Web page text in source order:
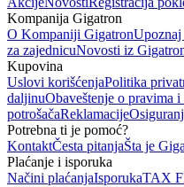
Kompanija Gigatron
O Kompaniji GigatronUpoznaj
za zajednicuNovosti iz
Kupovina
Uslovi korišćenjaPolitika
daljinuObaveštenje o pravima i
potrošačaReklamacije
Potrebna ti je pomoć?
KontaktČesta pitanjaŠta je
Plaćanje i isporuka
Načini plaćanjaIsporukaTAX